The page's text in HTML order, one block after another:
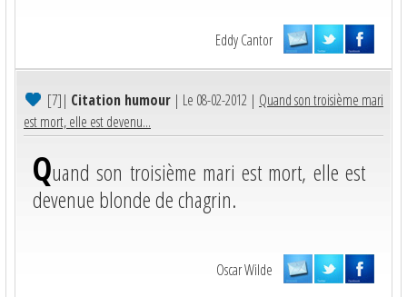
Eddy Cantor
[7]| Citation humour | Le 08-02-2012 | Quand son troisième mari
est mort, elle est devenu...
Quand son troisième mari est mort, elle est
devenue blonde de chagrin.
Oscar Wilde